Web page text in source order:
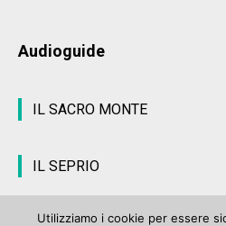
Audioguide
IL SACRO MONTE
IL SEPRIO
Utilizziamo i cookie per essere